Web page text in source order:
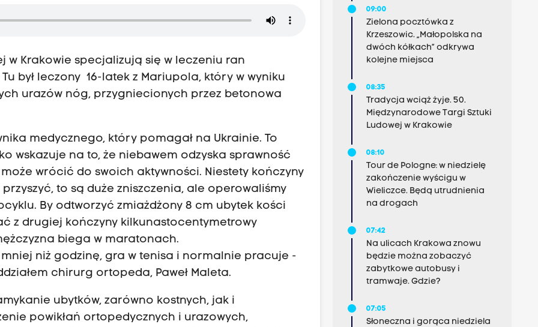
w Krakowie specjalizują się w leczeniu ran
był leczony 16-latek z Mariupola, który w wyniku
urazów nóg, przygniecionych przez betonowa
medycznego, który pomagał na Ukrainie. To
wskazuje na to, że niebawem odzyska sprawność
wrócić do swoich aktywności. Niestety kończyny
to są duże zniszczenia, ale operowaliśmy
By odtworzyć zmiażdżony 8 cm ubytek kości
z drugiej kończyny kilkunastocentymetrowy
biega w maratonach.
niż godzinę, gra w tenisa i normalnie pracuje -
chirurg ortopeda, Paweł Maleta.
ubytków, zarówno kostnych, jak i
powikłań ortopedycznych i urazowych,
09:00
Zielona pocztówka z
Krzeszowic. „Małopolska na
dwóch kółkach” odkrywa
kolejne miejsca
08:35
Tradycja wciąż żyje. 50.
Międzynarodowe Targi Sztuki
Ludowej w Krakowie
08:10
Tour de Pologne: w niedzielę
zakończenie wyścigu w
Wieliczce. Będą utrudnienia
na drogach
07:42
Na ulicach Krakowa znowu
będzie można zobaczyć
zabytkowe autobusy i
tramwaje. Gdzie?
07:05
Słoneczna i gorąca niedziela